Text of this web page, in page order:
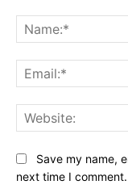
Save my name,
next time I comment.